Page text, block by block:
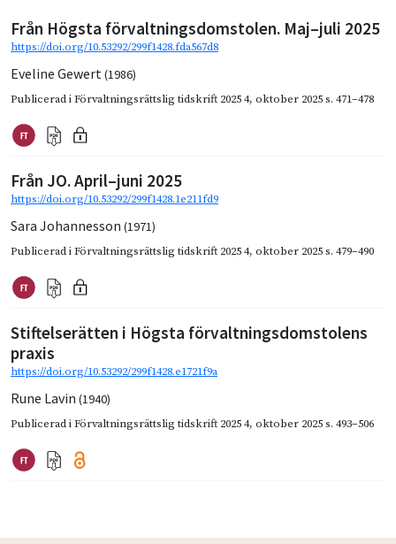
Från Högsta förvaltningsdomstolen. Maj–juli 2025
https://doi.org/10.53292/299f1428.fda567d8
Eveline Gewert(1986)
Publicerad iFörvaltningsrättslig tidskrift 2025 4, oktober 2025s. 471–478
Från JO. April–juni 2025
https://doi.org/10.53292/299f1428.1e211fd9
Sara Johannesson (1971)
Publicerad iFörvaltningsrättslig tidskrift 2025 4, oktober 2025s. 479–490
Stiftelserätten i Högsta förvaltningsdomstolens
praxis
https://doi.org/10.53292/299f1428.e1721f9a
Rune Lavin (1940)
Publicerad iFörvaltningsrättslig tidskrift 2025 4, oktober 2025s. 493–506